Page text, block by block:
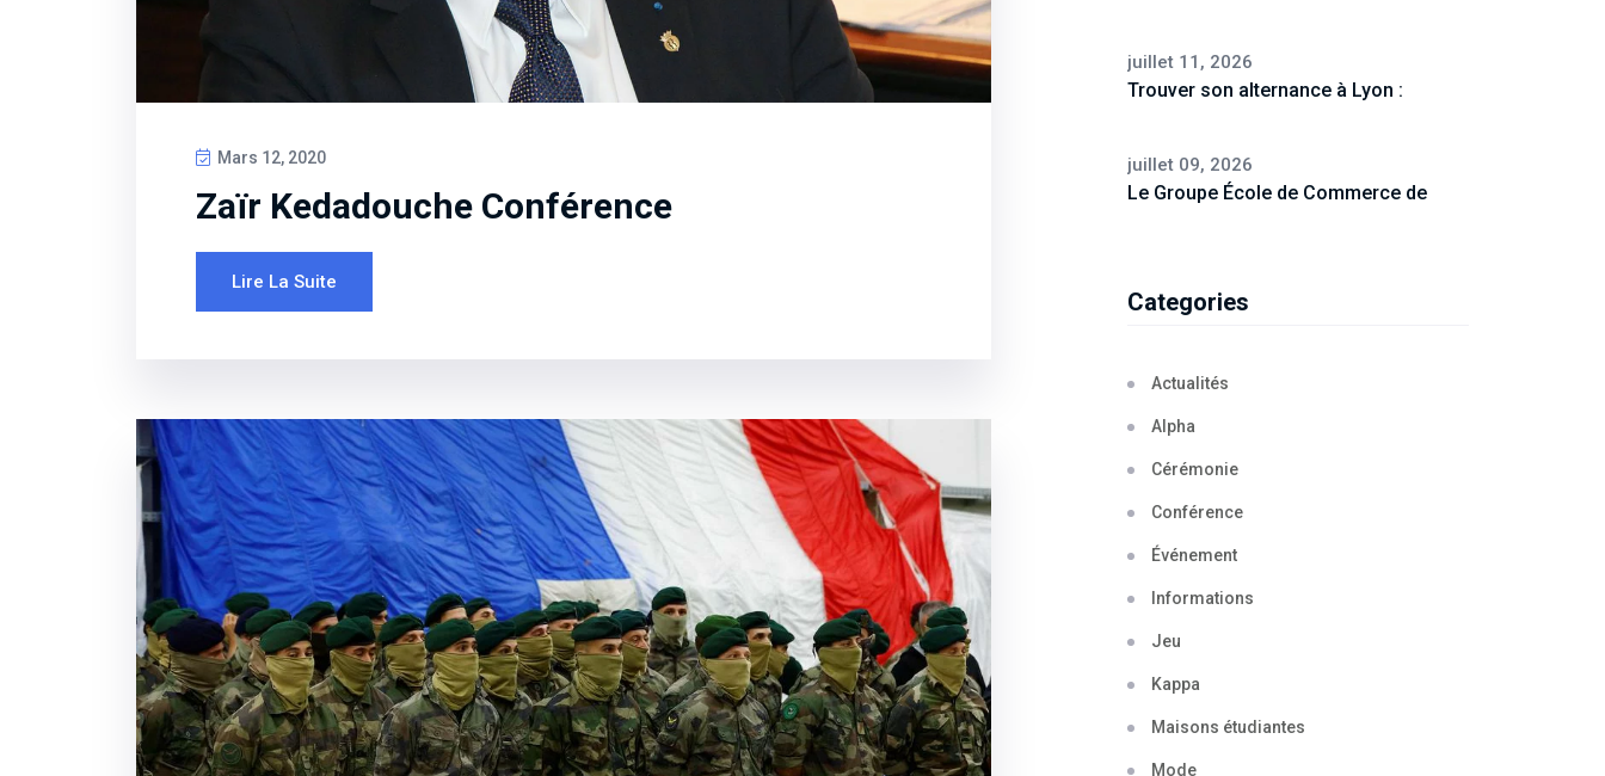
Mars 12, 2020
Zaïr Kedadouche Conférence
Lire La Suite
juillet 11, 2026
Trouver son alternance à Lyon :
juillet 09, 2026
Le Groupe École de Commerce de
Categories
Actualités
Alpha
Cérémonie
Conférence
Événement
Informations
Jeu
Kappa
Maisons étudiantes
Mode